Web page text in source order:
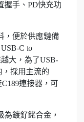
握手、PD快充功
，便於供應鏈備
C to
大，為了USB-
採用主流的
連接器，可
為鍍釕銠合金，